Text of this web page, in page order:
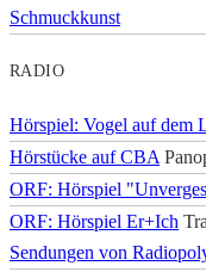
Schmuckkunst
RADIO
Hörspiel: Vogel auf dem
Hörstücke auf CBA
ORF: Hörspiel
ORF: Hörspiel Er+Ich
Sendungen von